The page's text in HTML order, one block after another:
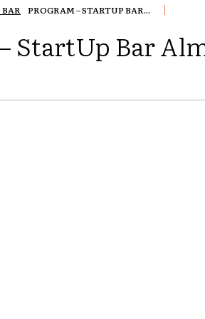
BAR PROGRAM – STARTUP BAR...
StartUp Bar